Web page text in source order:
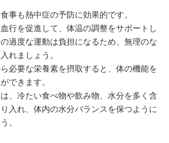
事も熱中症の予防に効果的です。
行を促進して、体温の調整をサポートし
過度な運動は負担になるため、無理のな
れましょう。
必要な栄養素を摂取すると、体の機能を
できます。
、冷たい食べ物や飲み物、水分を多く含
入れ、体内の水分バランスを保つように
。